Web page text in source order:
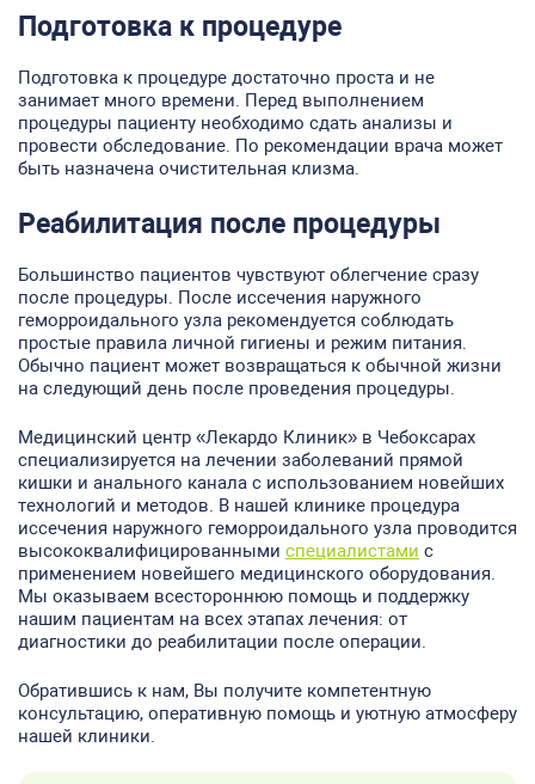
Подготовка к процедуре
Подготовка к процедуре достаточно проста и не
занимает много времени. Перед выполнением
процедуры пациенту необходимо сдать анализы и
провести обследование. По рекомендации врача может
быть назначена очистительная клизма.
Реабилитация после процедуры
Большинство пациентов чувствуют облегчение сразу
после процедуры. После иссечения наружного
геморроидального узла рекомендуется соблюдать
простые правила личной гигиены и режим питания.
Обычно пациент может возвращаться к обычной жизни
на следующий день после проведения процедуры.
Медицинский центр «Лекардо Клиник» в Чебоксарах
специализируется на лечении заболеваний прямой
кишки и анального канала с использованием новейших
технологий и методов. В нашей клинике процедура
иссечения наружного геморроидального узла проводится
высококвалифицированными специалистами с
применением новейшего медицинского оборудования.
Мы оказываем всестороннюю помощь и поддержку
нашим пациентам на всех этапах лечения: от
диагностики до реабилитации после операции.
Обратившись к нам, Вы получите компетентную
консультацию, оперативную помощь и уютную атмосферу
нашей клиники.